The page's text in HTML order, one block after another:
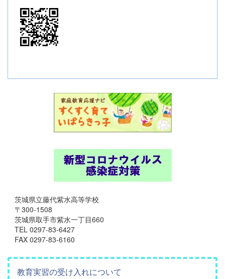
茨城県立藤代紫水高等学校
〒300-1508
茨城県取手市紫水一丁目660
TEL 0297-83-6427
FAX 0297-83-6160
教育実習の受け入れについて